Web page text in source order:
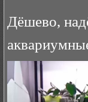
Дёшево,